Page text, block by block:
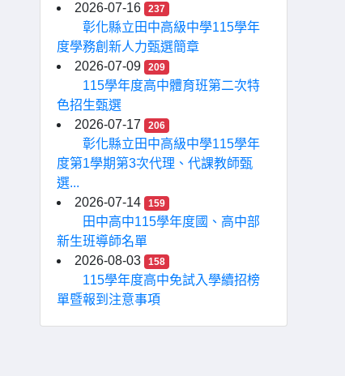
2026-07-16
237
彰化縣立田中高級中學115學年
度學務創新人力甄選簡章
2026-07-09
209
115學年度高中體育班第二次特
色招生甄選
2026-07-17
206
彰化縣立田中高級中學115學年
度第1學期第3次代理、代課教師甄
選...
2026-07-14
159
田中高中115學年度國、高中部
新生班導師名單
2026-08-03
158
115學年度高中免試入學續招榜
單暨報到注意事項